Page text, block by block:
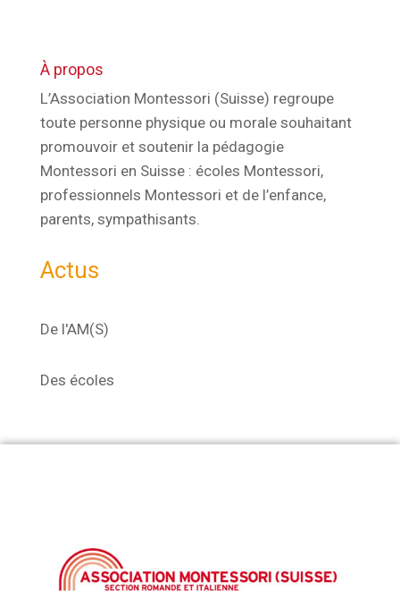
À propos
L’Association Montessori (Suisse) regroupe
toute personne physique ou morale souhaitant
promouvoir et soutenir la pédagogie
Montessori en Suisse : écoles Montessori,
professionnels Montessori et de l’enfance,
parents, sympathisants.
Actus
De l'AM(S)
Des écoles